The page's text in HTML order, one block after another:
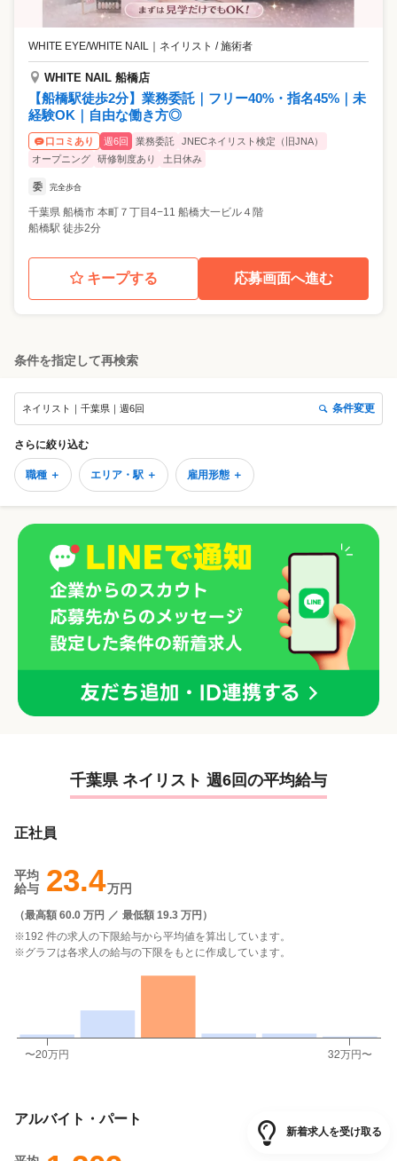
WHITE EYE/WHITE NAIL ネイリスト / 施術者
WHITE NAIL 船橋店
【船橋駅徒歩2分】業務委託｜フリー40%・指名45%｜未
経験OK｜自由な働き方◎
口コミあり 週6回 業務委託
JNECネイリスト検定（旧JNA）
オープニング
研修制度あり 土日休み
委 完全歩合
千葉県 船橋市 本町７丁目4−11 船橋大一ビル４階
船橋駅 徒歩2分
キープする 応募画面へ進む
条件を指定して再検索
ネイリスト｜千葉県｜週6回 条件変更
さらに絞り込む
職種 ＋ エリア・駅 ＋ 雇用形態 ＋
千葉県 ネイリスト 週6回の平均給与
正社員
平均
給与 23.4万円
（最高額 60.0 万円 ／ 最低額 19.3 万円 ）
※192 件の求人の下限給与から平均値を算出しています。
※グラフは各求人の給与の下限をもとに作成しています。
アルバイト・パート
新着求人を受け取る